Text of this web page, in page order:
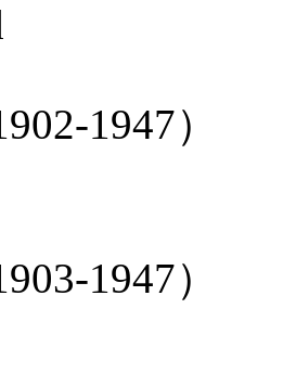
1947）
1947）